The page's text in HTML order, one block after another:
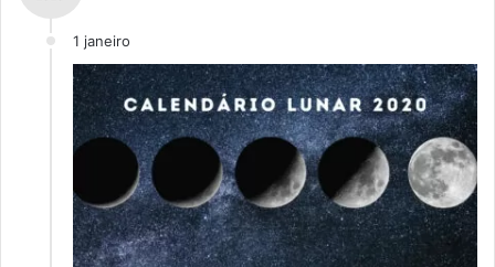
1 janeiro